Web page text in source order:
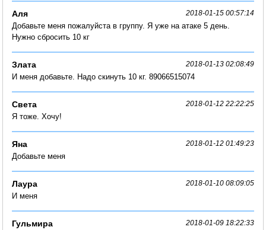
Аля 2018-01-15 00:57:14
Добавьте меня пожалуйста в группу. Я уже на атаке 5 день.
Нужно сбросить 10 кг
Злата 2018-01-13 02:08:49
И меня добавьте. Надо скинуть 10 кг. 89066515074
Света 2018-01-12 22:22:25
Я тоже. Хочу!
Яна 2018-01-12 01:49:23
Добавьте меня
Лаура 2018-01-10 08:09:05
И меня
Гульмира 2018-01-09 18:22:33